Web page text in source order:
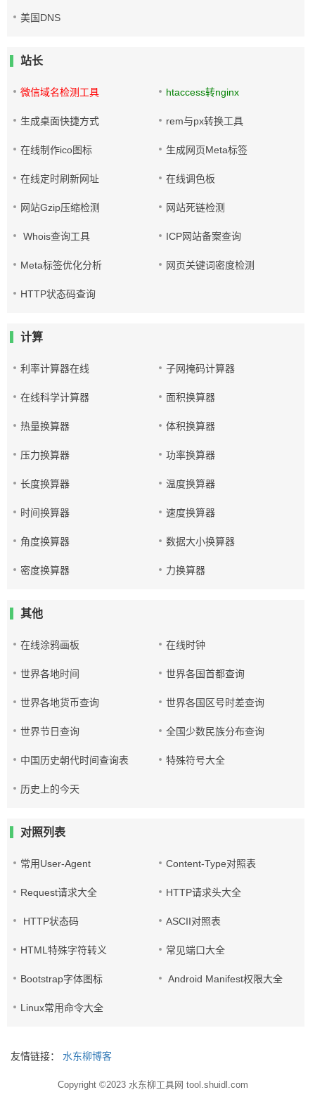
美国DNS
站长
微信域名检测工具 htaccess转nginx
生成桌面快捷方式 rem与px转换工具
在线制作ico图标 生成网页Meta标签
在线定时刷新网址 在线调色板
网站Gzip压缩检测 网站死链检测
Whois查询工具 ICP网站备案查询
Meta标签优化分析 网页关键词密度检测
HTTP状态码查询
计算
利率计算器在线 子网掩码计算器
在线科学计算器 面积换算器
热量换算器 体积换算器
压力换算器 功率换算器
长度换算器 温度换算器
时间换算器 速度换算器
角度换算器 数据大小换算器
密度换算器 力换算器
其他
在线涂鸦画板 在线时钟
世界各地时间 世界各国首都查询
世界各地货币查询 世界各国区号时差查询
世界节日查询 全国少数民族分布查询
中国历史朝代时间查询表 特殊符号大全
历史上的今天
对照列表
常用User-Agent Content-Type对照表
Request请求大全 HTTP请求头大全
HTTP状态码 ASCII对照表
HTML特殊字符转义 常见端口大全
Bootstrap字体图标 Android Manifest权限大全
Linux常用命令大全
友情链接： 水东柳博客
Copyright ©2023 水东柳工具网 tool.shuidl.com